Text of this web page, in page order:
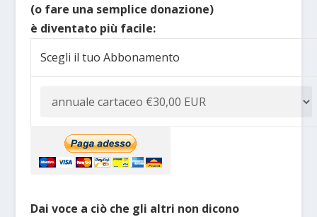
(o fare una semplice donazione)
è diventato più facile:
Scegli il tuo Abbonamento
Dai voce a ciò che gli altri non dicono